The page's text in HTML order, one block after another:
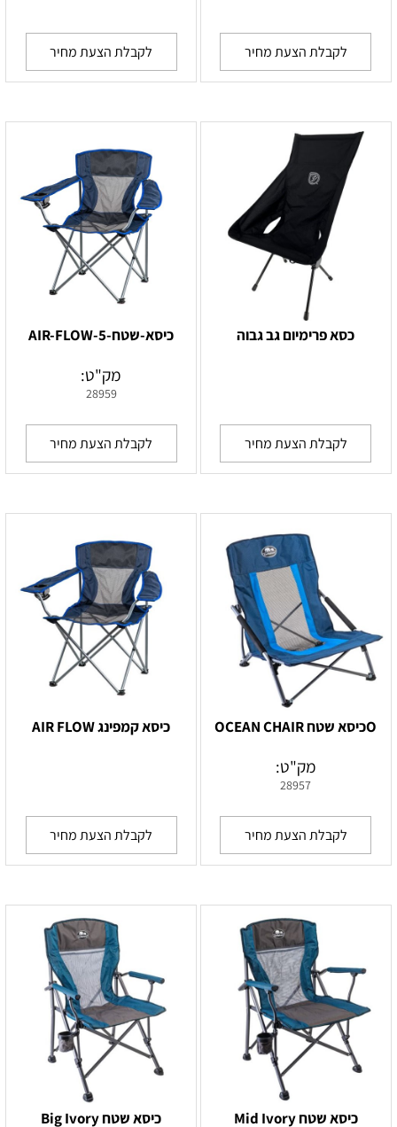
לקבלת הצעת מחיר לקבלת הצעת מחיר
כסא פרימיום גב גבוה
לקבלת הצעת מחיר
כיסא-שטח-AIR-FLOW-5
מק"ט:
28959
לקבלת הצעת מחיר
Oכיסא שטח OCEAN CHAIR
מק"ט:
28957
לקבלת הצעת מחיר
כיסא קמפינג AIR FLOW
לקבלת הצעת מחיר
כיסא שטח Mid Ivory כיסא שטח Big Ivory